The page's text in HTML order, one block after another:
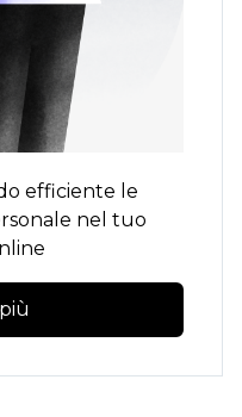
efficiente le
nel tuo